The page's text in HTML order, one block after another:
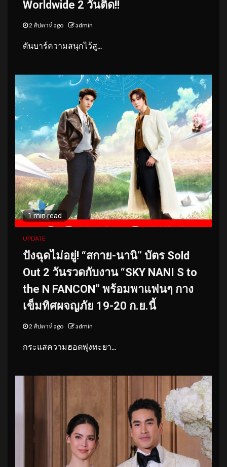
Worldwide 2 วันติด!!
2 สัปดาห์ ago admin
ดันบาร์ความสนุกไว้สู...
1 min read
UPDATE
ปังฉุดไม่อยู่! “สกาย-นานิ” บัตร Sold
Out 2 วันรวดกับงาน “SKY NANI S to
the N FANCON” พร้อมพาแฟนๆ กาง
เข็มทิศผจญภัย 19-20 ก.ย.นี้
2 สัปดาห์ ago admin
กระแสความฮอตพุ่งทะยา...